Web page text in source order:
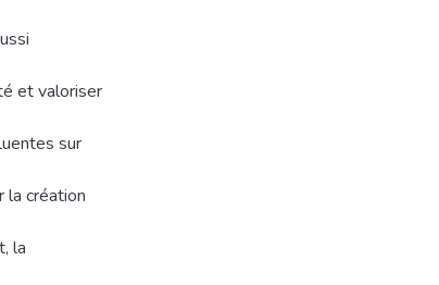
et valoriser
sur
la création
la